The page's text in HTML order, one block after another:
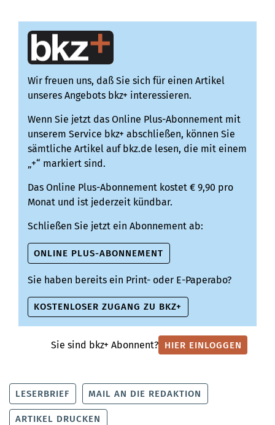
Wir freuen uns, daß Sie sich für einen Artikel
unseres Angebots bkz+ interessieren.
Wenn Sie jetzt das Online Plus-Abonnement mit
unserem Service bkz+ abschließen, können Sie
sämtliche Artikel auf bkz.de lesen, die mit einem
„+“ markiert sind.
Das Online Plus-Abonnement kostet € 9,90 pro
Monat und ist jederzeit kündbar.
Schließen Sie jetzt ein Abonnement ab:
ONLINE PLUS-ABONNEMENT
Sie haben bereits ein Print- oder E-Paperabo?
KOSTENLOSER ZUGANG ZU BKZ+
Sie sind bkz+ Abonnent? HIER EINLOGGEN
LESERBRIEF MAIL AN DIE REDAKTION
ARTIKEL DRUCKEN